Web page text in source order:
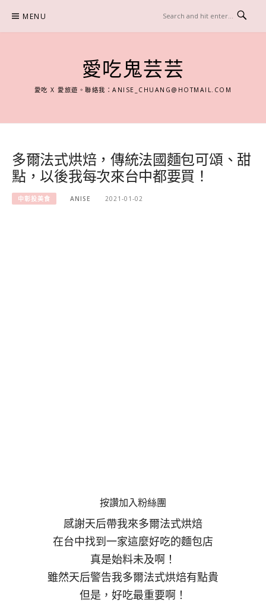
content
MENU
愛吃鬼芸芸
愛吃 X 愛旅遊。聯絡我：ANISE_CHUANG@HOTMAIL.COM
多爾法式烘焙，傳統法國麵包可頌、甜
點，以後我每次來台中都要買！
中彰投美食 ANISE 2021-01-02
按讚加入粉絲團
感謝天后帶我來多爾法式烘焙
在台中找到一家這麼好吃的麵包店
真是始料未及啊！
雖然天后警告我多爾法式烘焙有點貴
但是，好吃最重要啊！